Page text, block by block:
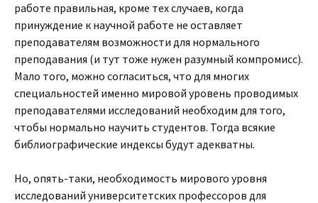
работе правильная, кроме тех случаев, когда
принуждение к научной работе не оставляет
преподавателям возможности для нормального
преподавания (и тут тоже нужен разумный компромисс).
Мало того, можно согласиться, что для многих
специальностей именно мировой уровень проводимых
преподавателями исследований необходим для того,
чтобы нормально научить студентов. Тогда всякие
библиографические индексы будут адекватны.
Но, опять-таки, необходимость мирового уровня
исследований университетских профессоров для